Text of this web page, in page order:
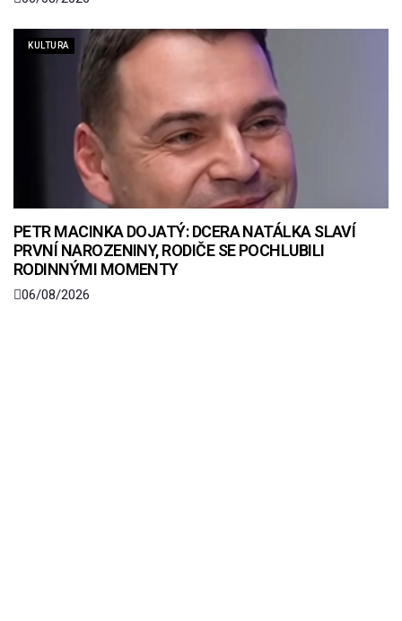
KULTURA
PETR MACINKA DOJATÝ: DCERA NATÁLKA SLAVÍ
PRVNÍ NAROZENINY, RODIČE SE POCHLUBILI
RODINNÝMI MOMENTY
06/08/2026